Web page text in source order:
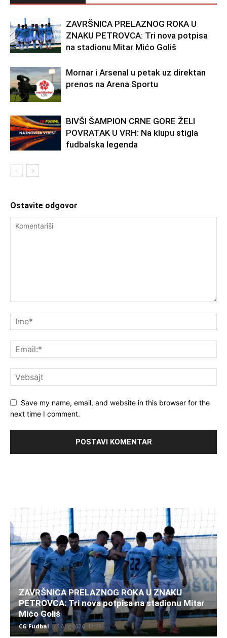
ZAVRŠNICA PRELAZNOG ROKA U
ZNAKU PETROVCA: Tri nova potpisa
na stadionu Mitar Mićo Goliš
Mornar i Arsenal u petak uz direktan
prenos na Arena Sportu
BIVŠI ŠAMPION CRNE GORE ŽELI
POVRATAK U VRH: Na klupu stigla
fudbalska legenda
Ostavite odgovor
Save my name, email, and website in this browser for the
next time I comment.
ZAVRŠNICA PRELAZNOG ROKA U ZNAKU
PETROVCA: Tri nova potpisa na stadionu Mitar
Mićo Goliš
CG Fudbal - 6 Aug 2026. 12:26